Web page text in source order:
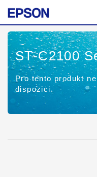
ST-C2100
Pro tento produkt
dispozici.